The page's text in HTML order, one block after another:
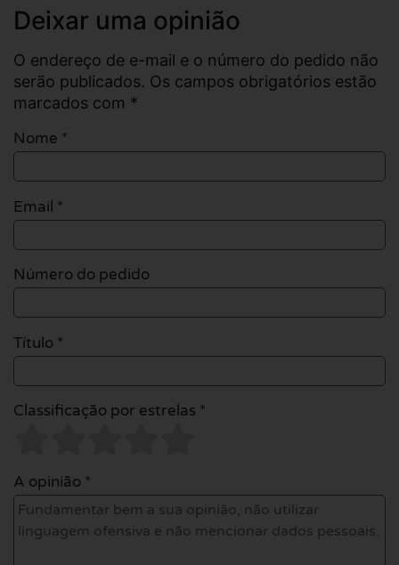
Deixar uma opinião
O endereço de e-mail e o número do pedido não
serão publicados. Os campos obrigatórios estão
marcados com *
Nome *
Email *
Número do pedido
Título *
Classificação por estrelas *
A opinião *